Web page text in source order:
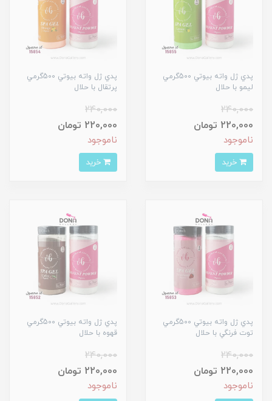
پدي ژل واته بيوتي 500گرمي
ليمو با حلال
240,000
220,000 تومان
ناموجود
پدي ژل واته بيوتي 500گرمي
پرتقال با حلال
240,000
220,000 تومان
ناموجود
پدي ژل واته بيوتي 500گرمي
توت فرنگي با حلال
240,000
220,000 تومان
ناموجود
پدي ژل واته بيوتي 500گرمي
قهوه با حلال
240,000
220,000 تومان
ناموجود